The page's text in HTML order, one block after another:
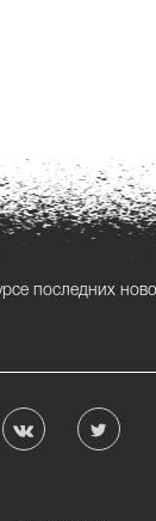
последних